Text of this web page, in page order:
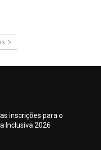
inscrições para o
Inclusiva 2026